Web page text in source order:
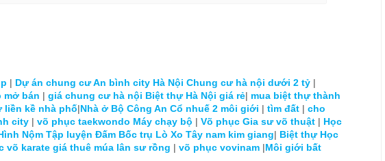
| Dự án chung cư An bình city Hà Nội Chung cư hà nội dưới 2 tỷ |
mở bán | giá chung cư hà nội Biệt thự Hà Nội giá rẻ| mua biệt thự thành
liền kề nhà phố|Nhà ở Bộ Công An Cổ nhuế 2 môi giới | tìm đất | cho
city | võ phục taekwondo Máy chạy bộ | Võ phục Gia sư võ thuật | Học
Nộm Tập luyện Đấm Bốc trụ Lò Xo Tây nam kim giang| Biệt thự Học
võ karate giá thuê múa lân sư rồng | võ phục vovinam |Môi giới bất